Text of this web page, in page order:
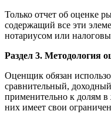
Только отчет об оценке
содержащий все эти
нотариусом или
Раздел 3. Методология
Оценщик обязан
сравнительный,
применительно к долям
них имеет свои